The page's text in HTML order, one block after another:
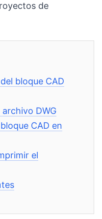
de
bloque CAD
DWG
CAD en
el